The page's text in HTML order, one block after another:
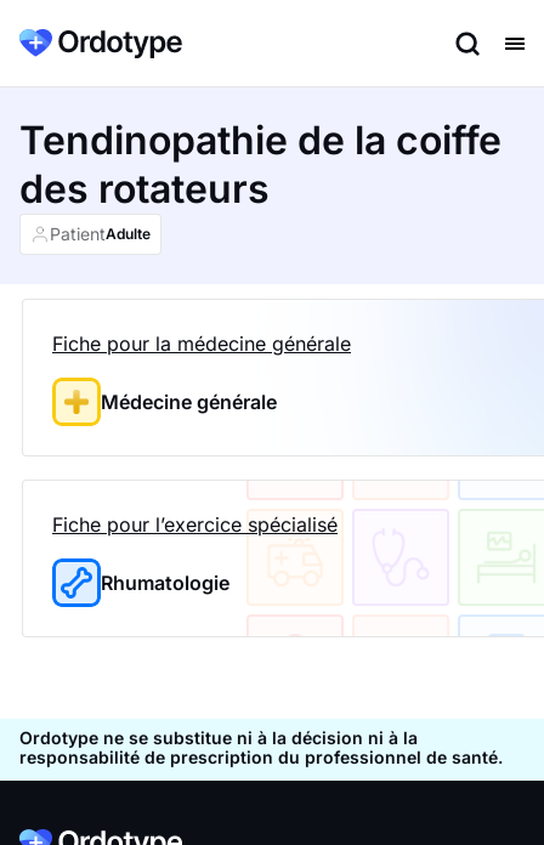
Tendinopathie de la coiffe
des rotateurs
PatientAdulte
Fiche pour la médecine générale
Médecine générale
Fiche pour l’exercice spécialisé
Rhumatologie
Ordotype ne se substitue ni à la décision ni à la
responsabilité de prescription du professionnel de santé.